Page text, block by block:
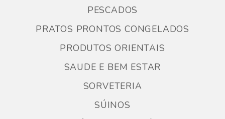
PESCADOS
PRATOS PRONTOS CONGELADOS
PRODUTOS ORIENTAIS
SAUDE E BEM ESTAR
SORVETERIA
SÚINOS